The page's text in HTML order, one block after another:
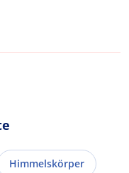
Himmelskörper